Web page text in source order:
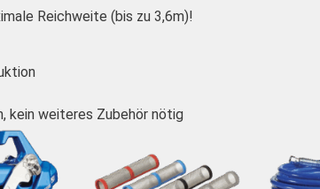
Reichweite (bis zu 3,6m)!
kein weiteres Zubehör nötig